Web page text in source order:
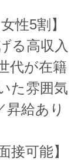
性5割】
る高収入
代が在籍
た雰囲気
昇給あり
接可能】